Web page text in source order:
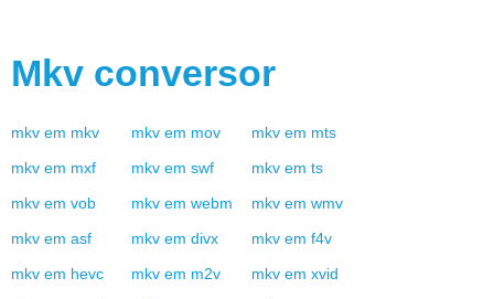
Mkv conversor
mkv em mkv mkv em mov mkv em mts
mkv em mxf mkv em swf mkv em ts
mkv em vob mkv em webm mkv em wmv
mkv em asf mkv em divx mkv em f4v
mkv em hevc mkv em m2v mkv em xvid